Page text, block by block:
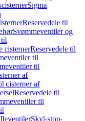
Sigma
Reservedele til
Svømmeventiler og
til
cisternerReservedele til
til
til
af
cisterner af
Reservedele til
til
Skyl-stop-